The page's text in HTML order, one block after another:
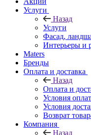
Услуги
Назад
Услуги
Фасад,
Интерьеры и
Maters
Бренды
Оплата и доставка
Назад
Оплата и
Условия
Условия
Возврат
Компания
Назад